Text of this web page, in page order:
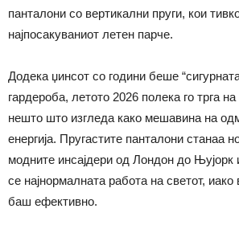
панталони со вертикални пруги, кои
најпосакуваниот летен парче.
Додека џинсот со години беше
гардероба, летото 2026 полека го трга
нешто што изгледа како мешавина на
енергија. Пругастите панталони станаа
модните инсајдери од Лондон до Њујорк
се најнормалната работа на светот,
баш ефективно.